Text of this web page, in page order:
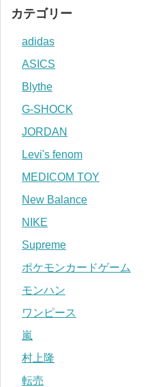
カテゴリー
adidas
ASICS
Blythe
G-SHOCK
JORDAN
Levi's fenom
MEDICOM TOY
New Balance
NIKE
Supreme
ポケモンカードゲーム
モンハン
ワンピース
嵐
村上隆
転売